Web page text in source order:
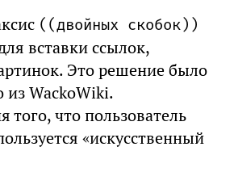
( (двойных скобок) )
вставки ссылок,
Это решение было
из WackoWiki.
того, что пользователь
«искусственный